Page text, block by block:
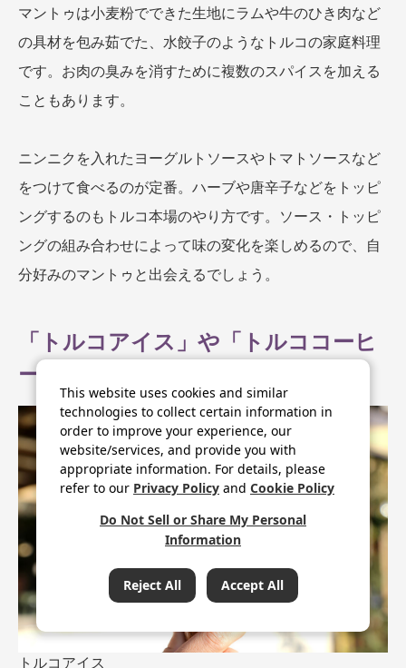
マントゥは小麦粉でできた生地にラムや牛のひき肉など
の具材を包み茹でた、水餃子のようなトルコの家庭料理
です。お肉の臭みを消すために複数のスパイスを加える
こともあります。
ニンニクを入れたヨーグルトソースやトマトソースなど
をつけて食べるのが定番。ハーブや唐辛子などをトッピ
ングするのもトルコ本場のやり方です。ソース・トッピ
ングの組み合わせによって味の変化を楽しめるので、自
分好みのマントゥと出会えるでしょう。
「トルコアイス」や「トルココーヒ
ー」も日本で有名
トルコアイス
条件をクリア
This website uses cookies and similar
technologies to collect certain information in
order to improve your experience, our
website/services, and provide you with
appropriate information. For details, please
refer to our Privacy Policy and Cookie Policy
Do Not Sell or Share My Personal
Information
Reject All Accept All